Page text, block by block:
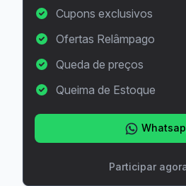
Cupons exclusivos
Ofertas Relâmpago
Queda de preços
Queima de Estoque
Participar